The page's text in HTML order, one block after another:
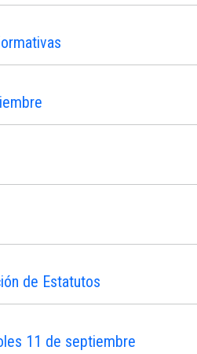
de Estatutos
11 de septiembre